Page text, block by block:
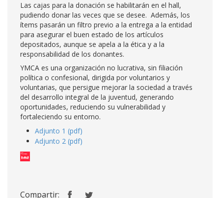
Las cajas para la donación se habilitarán en el hall,
pudiendo donar las veces que se desee. Además, los
ítems pasarán un filtro previo a la entrega a la entidad
para asegurar el buen estado de los artículos
depositados, aunque se apela a la ética y a la
responsabilidad de los donantes.
YMCA es una organización no lucrativa, sin filiación
política o confesional, dirigida por voluntarios y
voluntarias, que persigue mejorar la sociedad a través
del desarrollo integral de la juventud, generando
oportunidades, reduciendo su vulnerabilidad y
fortaleciendo su entorno.
Adjunto 1 (pdf)
Adjunto 2 (pdf)
Compartir: